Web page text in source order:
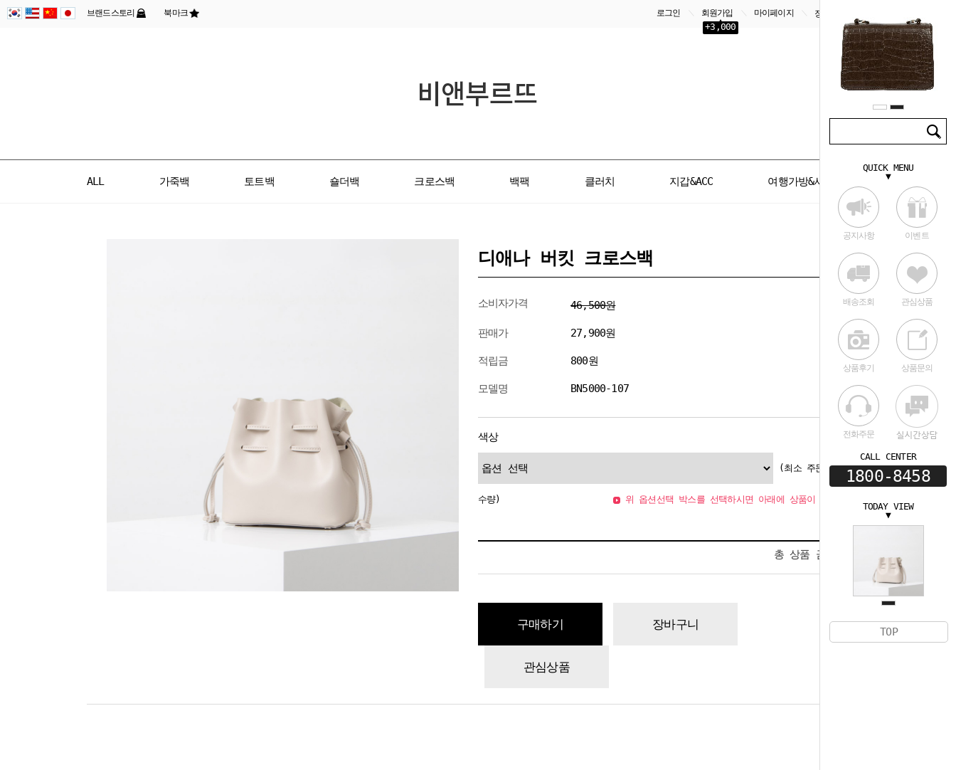
QUICK MENU
▼
공지사항 이벤트
배송조회 관심상품
상품후기 상품문의
전화주문
CALL CENTER
1800-8458
TODAY VIEW
▼
TOP
브랜드스토리 북마크 로그인 회원가입
+3,000
마이페이지 장바구니
ALL 가죽백 토트백 숄더백 크로스백 백팩 클러치 지갑&ACC 여행가방&서류가방
디애나 버킷 크로스백
소비자가격 46,500원
판매가 27,900원
적립금 800원
모델명 BN5000-107
색상
(최소 주문수량 1개
수량) 위 옵션선택 박스를 선택하시면 아래에 상품이 추가됩니다.
총 상품 금액
구매하기 장바구니
관심상품